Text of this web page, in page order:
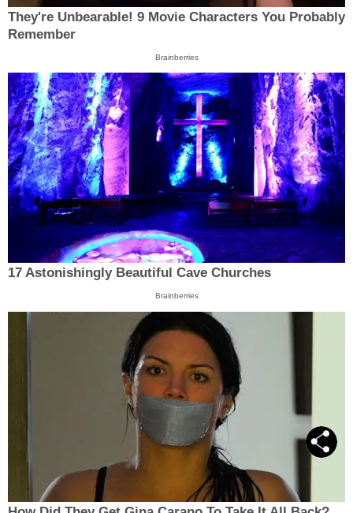
They're Unbearable! 9 Movie Characters You Probably
Remember
Brainberries
17 Astonishingly Beautiful Cave Churches
Brainberries